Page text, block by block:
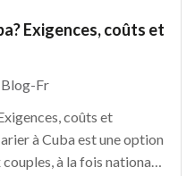
Exigences, coûts et
Blog-Fr
coûts et
à Cuba est une option
à la fois nationaux